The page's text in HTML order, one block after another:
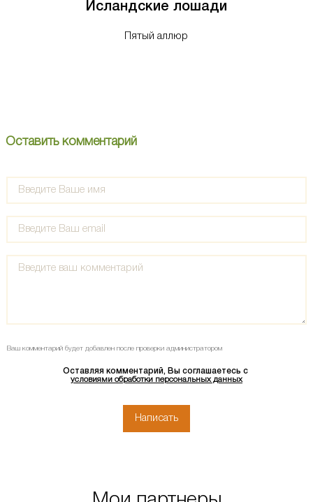
Исландские лошади
Пятый аллюр
Оставить комментарий
Ваш комментарий будет добавлен после проверки администратором
Оставляя комментарий, Вы соглашаетесь с
условиями обработки персональных данных